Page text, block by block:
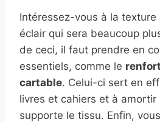
Intéressez-vous à la
éclair qui sera beaucoup
de ceci, il faut prendre en
essentiels, comme le
cartable. Celui-ci sert en
livres et cahiers et à amortir
supporte le tissu. Enfin,